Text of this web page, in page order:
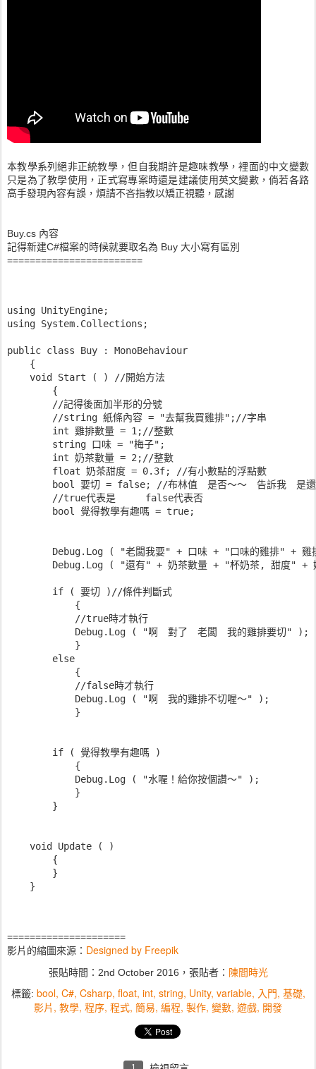
本教學系列絕非正統教學，但自我期許是趣味教學，裡面的中文變數
只是為了教學使用，正式寫專案時還是建議使用英文變數，倘若各路
高手發現內容有誤，煩請不吝指教以矯正視聽，感謝
Buy.cs 內容
記得新建C#檔案的時候就要取名為 Buy 大小寫有區別
========================
using UnityEngine;
using System.Collections;
public class Buy : MonoBehaviour
    {
    void Start ( ) //開始方法
        {
        //記得後面加半形的分號
        //string 紙條內容 = "去幫我買雞排";//字串
        int 雞排數量 = 1;//整數
        string 口味 = "梅子";
        int 奶茶數量 = 2;//整數
        float 奶茶甜度 = 0.3f; //有小數點的浮點數
bool 要切 = false; //布林值　是否～～　告訴我　是
        //true代表是　　　false代表否
        bool 覺得教學有趣嗎 = true;
Debug.Log ( "老闆我要" + 口味 + "口味的雞排" + 雞
Debug.Log ( "還有" + 奶茶數量 + "杯奶茶, 甜度" +
        if ( 要切 )//條件判斷式
            {
            //true時才執行
            Debug.Log ( "啊　對了　老闆　我的雞排要切" );
            }
        else
            {
            //false時才執行
            Debug.Log ( "啊　我的雞排不切喔～" );
            }
        if ( 覺得教學有趣嗎 )
            {
            Debug.Log ( "水喔！給你按個讚～" );
            }
        }
    void Update ( )
        {
        }
    }
=====================
影片的縮圖來源： Designed by Freepik
張貼時間： 2nd October 2016 ，張貼者： 陳間時光
標籤: bool C# Csharp float int string Unity variable 入門 基礎
影片 教學 程序 程式 簡易 編程 製作 變數 遊戲 開發